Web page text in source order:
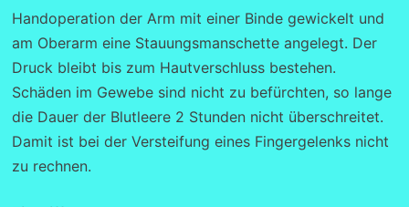
Handoperation der Arm mit einer Binde gewickelt und
am Oberarm eine Stauungsmanschette angelegt. Der
Druck bleibt bis zum Hautverschluss bestehen.
Schäden im Gewebe sind nicht zu befürchten, so lange
die Dauer der Blutleere 2 Stunden nicht überschreitet.
Damit ist bei der Versteifung eines Fingergelenks nicht
zu rechnen.